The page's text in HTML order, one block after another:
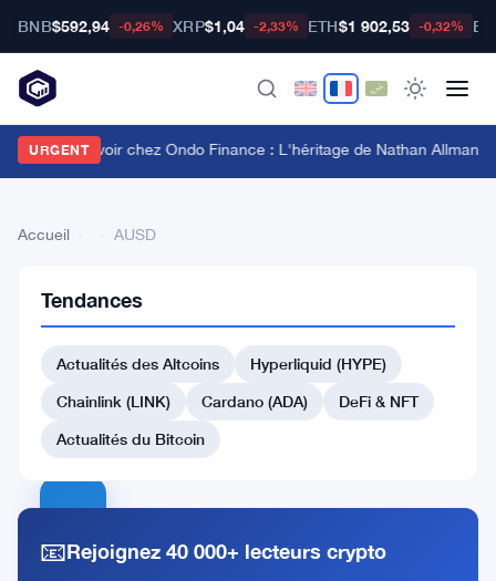
BNB$592,94 -0,26% XRP$1,04 -2,33% ETH$1 902,53 -0,32%
URGENT
de pouvoir chez Ondo Finance : L'héritage de Nathan Allman
Accueil AUSD
#219 Ape and Pepe
#217 48 Club Token
#224 WeFi
#229 Tesla tokenized stock (xStock)
Rank
Tendances
Actualités des Altcoins
Hyperliquid (HYPE)
Chainlink (LINK)
Cardano (ADA)
DeFi & NFT
Actualités du Bitcoin
📧Rejoignez 40 000+ lecteurs crypto